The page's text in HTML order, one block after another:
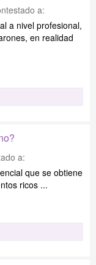
a:
a nivel profesional,
en realidad
a:
que se obtiene
ricos ...